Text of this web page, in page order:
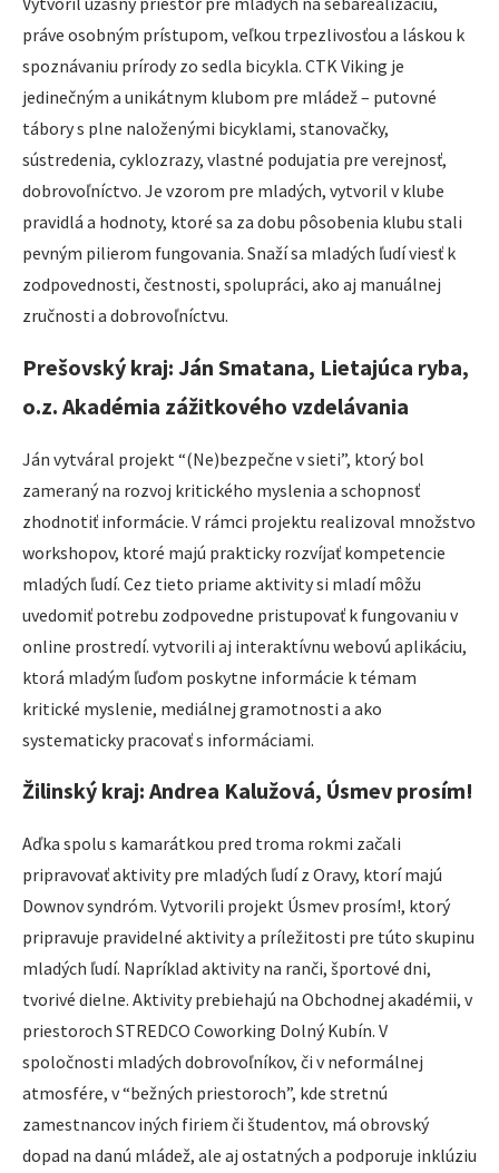
práve osobným prístupom, veľkou trpezlivosťou a láskou k
spoznávaniu prírody zo sedla bicykla. CTK Viking je
jedinečným a unikátnym klubom pre mládež – putovné
tábory s plne naloženými bicyklami, stanovačky,
sústredenia, cyklozrazy, vlastné podujatia pre verejnosť,
dobrovoľníctvo. Je vzorom pre mladých, vytvoril v klube
pravidlá a hodnoty, ktoré sa za dobu pôsobenia klubu stali
pevným pilierom fungovania. Snaží sa mladých ľudí viesť k
zodpovednosti, čestnosti, spolupráci, ako aj manuálnej
zručnosti a dobrovoľníctvu.
Prešovský kraj: Ján Smatana, Lietajúca ryba,
o.z. Akadémia zážitkového vzdelávania
Ján vytváral projekt “(Ne)bezpečne v sieti”, ktorý bol
zameraný na rozvoj kritického myslenia a schopnosť
zhodnotiť informácie. V rámci projektu realizoval množstvo
workshopov, ktoré majú prakticky rozvíjať kompetencie
mladých ľudí. Cez tieto priame aktivity si mladí môžu
uvedomiť potrebu zodpovedne pristupovať k fungovaniu v
online prostredí. vytvorili aj interaktívnu webovú aplikáciu,
ktorá mladým ľuďom poskytne informácie k témam
kritické myslenie, mediálnej gramotnosti a ako
systematicky pracovať s informáciami.
Žilinský kraj: Andrea Kalužová, Úsmev prosím!
Aďka spolu s kamarátkou pred troma rokmi začali
pripravovať aktivity pre mladých ľudí z Oravy, ktorí majú
Downov syndróm. Vytvorili projekt Úsmev prosím!, ktorý
pripravuje pravidelné aktivity a príležitosti pre túto skupinu
mladých ľudí. Napríklad aktivity na ranči, športové dni,
tvorivé dielne. Aktivity prebiehajú na Obchodnej akadémii, v
priestoroch STREDCO Coworking Dolný Kubín. V
spoločnosti mladých dobrovoľníkov, či v neformálnej
atmosfére, v “bežných priestoroch”, kde stretnú
zamestnancov iných firiem či študentov, má obrovský
dopad na danú mládež, ale aj ostatných a podporuje inklúziu